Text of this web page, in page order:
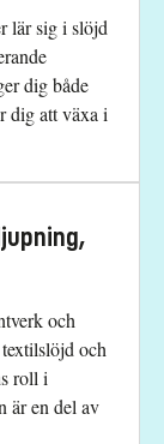
lär sig i slöjd
dig både
dig att växa i
och
och
roll i
är en del av